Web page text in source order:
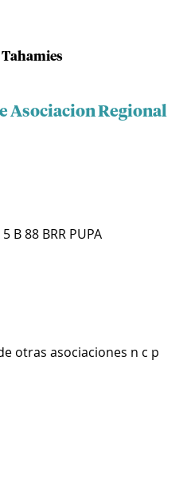
Asociacion Regional
5 B 88 BRR PUPA
otras asociaciones n c p